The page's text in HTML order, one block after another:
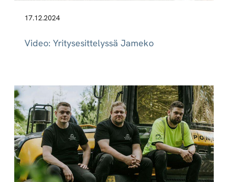
17.12.2024
Video: Yritysesittelyssä Jameko